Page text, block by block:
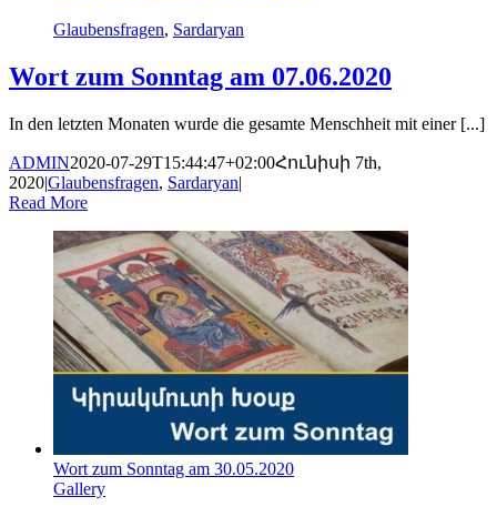
Glaubensfragen, Sardaryan
Wort zum Sonntag am 07.06.2020
In den letzten Monaten wurde die gesamte Menschheit mit einer [...]
ADMIN2020-07-29T15:44:47+02:00Հունիսի 7th,
2020|Glaubensfragen, Sardaryan|
Read More
Wort zum Sonntag am 30.05.2020
Gallery